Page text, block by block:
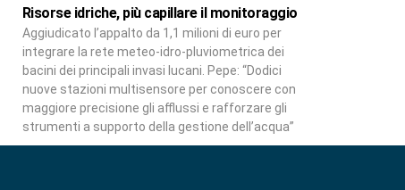
Risorse idriche, più capillare il monitoraggio
Aggiudicato l’appalto da 1,1 milioni di euro per
integrare la rete meteo-idro-pluviometrica dei
bacini dei principali invasi lucani. Pepe: “Dodici
nuove stazioni multisensore per conoscere con
maggiore precisione gli afflussi e rafforzare gli
strumenti a supporto della gestione dell’acqua”